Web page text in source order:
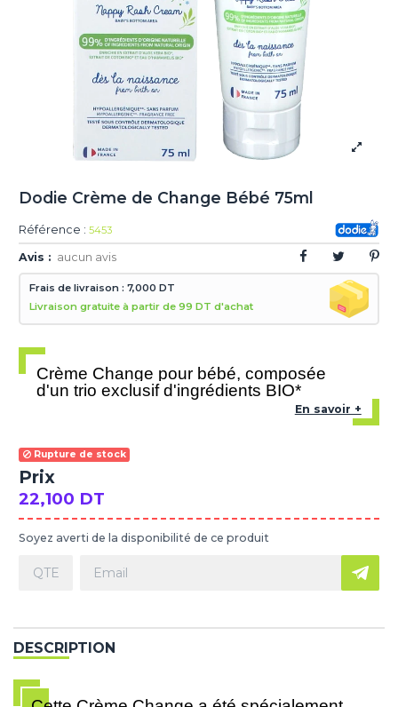
Dodie Crème de Change Bébé 75ml
Référence : 5453
Avis : aucun avis
Frais de livraison : 7,000 DT
Livraison gratuite à partir de 99 DT d'achat
Crème Change pour bébé, composée
d'un trio exclusif d'ingrédients BIO*
En savoir +
Rupture de stock
Prix
22,100 DT
Soyez averti de la disponibilité de ce produit
DESCRIPTION